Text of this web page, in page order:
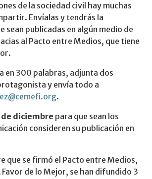
de la sociedad civil hay muchas
Envíalas y tendrás la
sean publicadas en algún medio de
al Pacto entre Medios, que tiene
en 300 palabras, adjunta dos
y envía todo a
.
de diciembre para que sean los
consideren su publicación en
que se firmó el Pacto entre Medios,
de lo Mejor, se han difundido 3